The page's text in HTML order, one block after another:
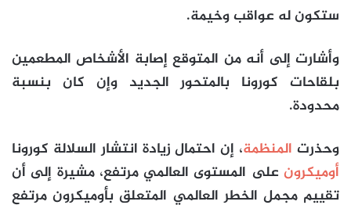
ستكون له عواقب وخيمة.
وأشارت إلى أنه من المتوقع إصابة الأشخاص المطعمين
بلقاحات كورونا بالمتحور الجديد وإن كان بنسبة
محدودة.
وحذرت المنظمة، إن احتمال زيادة انتشار السلالة كورونا
أوميكرون على المستوى العالمي مرتفع، مشيرة إلى أن
تقييم مجمل الخطر العالمي المتعلق بأوميكرون مرتفع